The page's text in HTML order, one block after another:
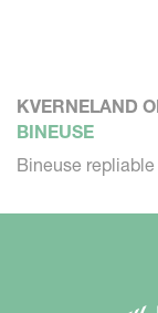
KVERNELAND
BINEUSE
Bineuse